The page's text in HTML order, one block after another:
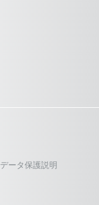
データ保護説明